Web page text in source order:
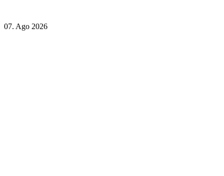
07. Ago 2026